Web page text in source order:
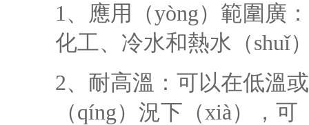
1、應用（yòng）範圍廣
化工、冷水和熱水（shuǐ
2、耐高溫：可以在低溫
（qíng）況下（xià），